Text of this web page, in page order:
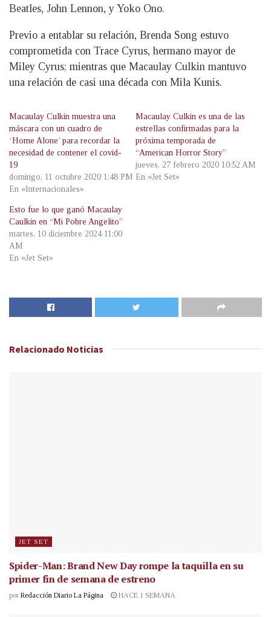
Beatles, John Lennon, y Yoko Ono.
Previo a entablar su relación, Brenda Song estuvo
comprometida con Trace Cyrus, hermano mayor de
Miley Cyrus; mientras que Macaulay Culkin mantuvo
una relación de casi una década con Mila Kunis.
Macaulay Culkin muestra una
máscara con un cuadro de
‘Home Alone’ para recordar la
necesidad de contener el covid-
19
domingo, 11 octubre 2020 1:48 PM
En «Internacionales»
Macaulay Culkin es una de las
estrellas confirmadas para la
próxima temporada de
“American Horror Story”
jueves, 27 febrero 2020 10:52 AM
En «Jet Set»
Esto fue lo que ganó Macaulay
Caulkin en “Mi Pobre Angelito”
martes, 10 diciembre 2024 11:00
AM
En «Jet Set»
Relacionado Noticias
JET SET
Spider-Man: Brand New Day rompe la taquilla en su
primer fin de semana de estreno
por Redacción Diario La Página HACE 1 SEMANA